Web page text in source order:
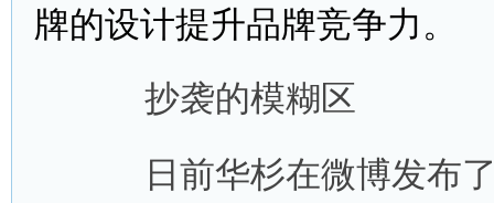
牌的设计提升品牌竞争力。
抄袭的模糊区
日前华杉在微博发布了